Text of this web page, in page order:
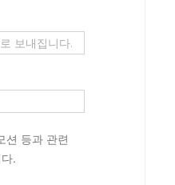
션 등과 관련
.